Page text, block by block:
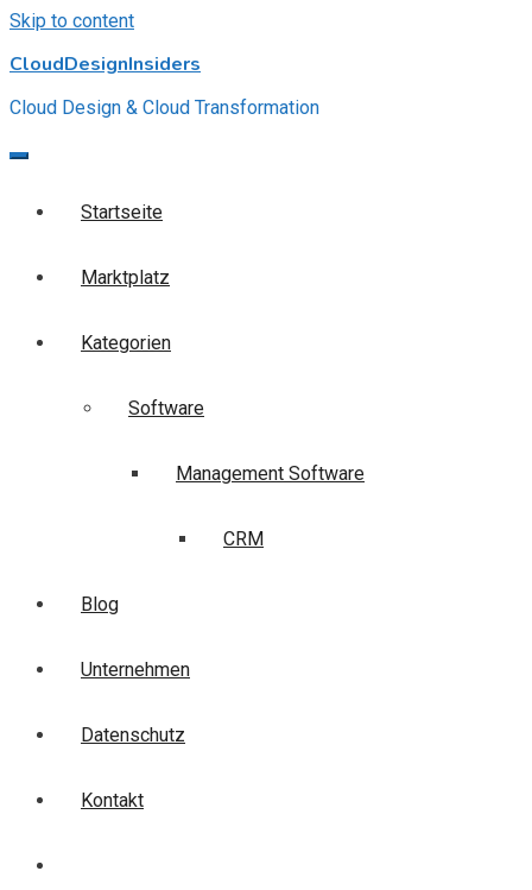
Skip to content
CloudDesignInsiders
Cloud Design & Cloud Transformation
Startseite
Marktplatz
Kategorien
Software
Management Software
CRM
Blog
Unternehmen
Datenschutz
Kontakt